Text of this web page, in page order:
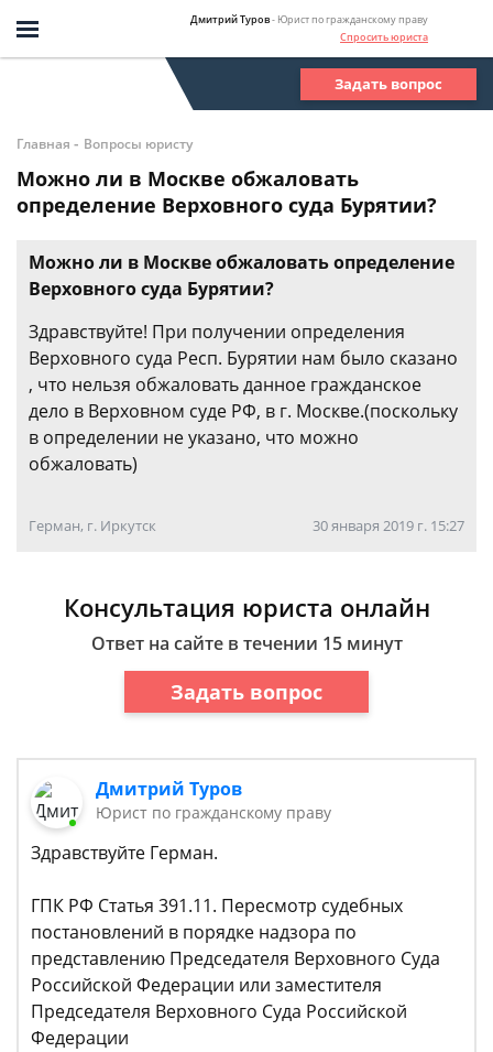
Дмитрий Туров- Юрист по гражданскому праву
Спросить юриста
Задать вопрос
Главная - Вопросы юристу
Можно ли в Москве обжаловать
определение Верховного суда Бурятии?
Можно ли в Москве обжаловать определение
Верховного суда Бурятии?
Здравствуйте! При получении определения
Верховного суда Респ. Бурятии нам было сказано
, что нельзя обжаловать данное гражданское
дело в Верховном суде РФ, в г. Москве.(поскольку
в определении не указано, что можно
обжаловать)
Герман, г. Иркутск 30 января 2019 г. 15:27
Консультация юриста онлайн
Ответ на сайте в течении 15 минут
Задать вопрос
Дмитрий Туров
Юрист по гражданскому праву
Здравствуйте Герман.
ГПК РФ Статья 391.11. Пересмотр судебных
постановлений в порядке надзора по
представлению Председателя Верховного Суда
Российской Федерации или заместителя
Председателя Верховного Суда Российской
Федерации